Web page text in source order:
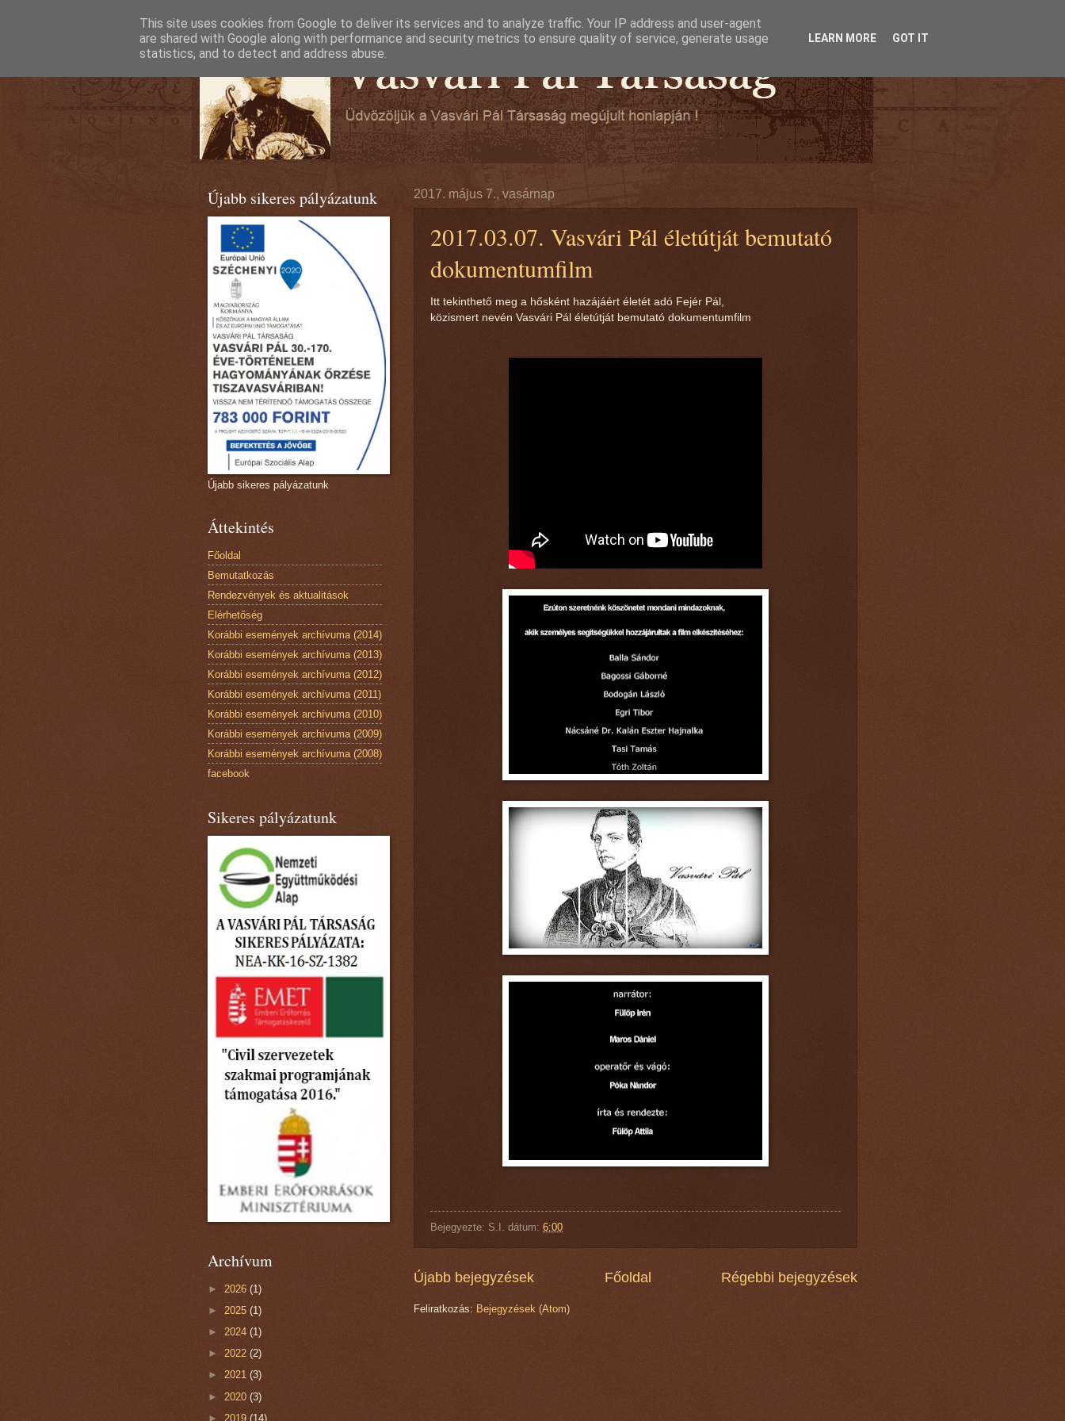
2017. május 7., vasárnap
2017.03.07. Vasvári Pál életútját bemutató
dokumentumfilm
Itt tekinthető meg a hősként hazájáért életét adó Fejér Pál,
közismert nevén Vasvári Pál életútját bemutató dokumentumfilm
Bejegyezte: S.I. dátum: 6:00
Újabb bejegyzések Régebbi bejegyzések
Főoldal
Feliratkozás: Bejegyzések (Atom)
Újabb sikeres pályázatunk
Újabb sikeres pályázatunk
Áttekintés
Főoldal
Bemutatkozás
Rendezvények és aktualitások
Elérhetőség
Korábbi események archívuma (2014)
Korábbi események archívuma (2013)
Korábbi események archívuma (2012)
Korábbi események archívuma (2011)
Korábbi események archívuma (2010)
Korábbi események archívuma (2009)
Korábbi események archívuma (2008)
facebook
Sikeres pályázatunk
Archívum
► 2026 (1)
► 2025 (1)
► 2024 (1)
► 2022 (2)
► 2021 (3)
► 2020 (3)
► 2019 (14)
This site uses cookies from Google to deliver its services and to analyze traffic. Your IP address and user-agent
are shared with Google along with performance and security metrics to ensure quality of service, generate usage
statistics, and to detect and address abuse.
LEARN MORE GOT IT